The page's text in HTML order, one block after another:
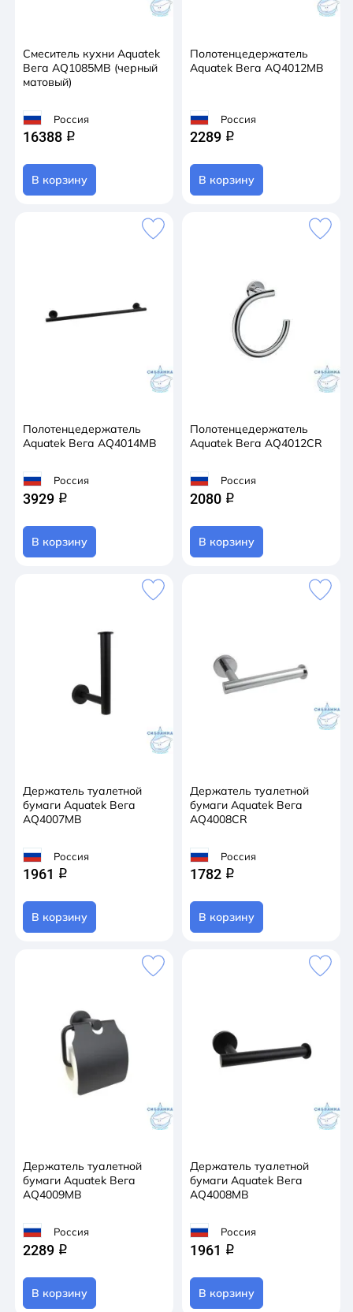
Смеситель кухни Aquatek
Вега AQ1085MB (черный
матовый)
Россия
16388 q
В корзину
Полотенцедержатель
Aquatek Вега AQ4012MB
Россия
2289 q
В корзину
Полотенцедержатель
Aquatek Вега AQ4014MB
Россия
3929 q
В корзину
Полотенцедержатель
Aquatek Вега AQ4012CR
Россия
2080 q
В корзину
Держатель туалетной
бумаги Aquatek Вега
AQ4007MB
Россия
1961 q
В корзину
Держатель туалетной
бумаги Aquatek Вега
AQ4008CR
Россия
1782 q
В корзину
Держатель туалетной
бумаги Aquatek Вега
AQ4009MB
Россия
2289 q
В корзину
Держатель туалетной
бумаги Aquatek Вега
AQ4008MB
Россия
1961 q
В корзину